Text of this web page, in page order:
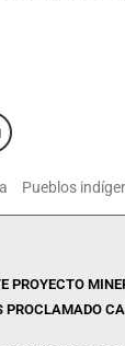
Pueblos
PROYECTO
PROCLAMADO